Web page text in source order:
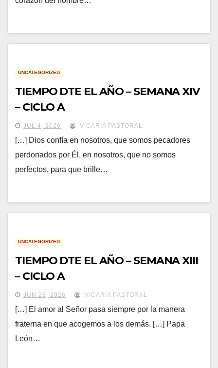
UNCATEGORIZED
TIEMPO DTE EL AÑO – SEMANA XIV
– CICLO A
JUL 4, 2026 VICARIA PASTORAL
[…] Dios confía en nosotros, que somos pecadores
perdonados por Él, en nosotros, que no somos
perfectos, para que brille…
UNCATEGORIZED
TIEMPO DTE EL AÑO – SEMANA XIII
– CICLO A
JUN 28, 2026 VICARIA PASTORAL
[…] El amor al Señor pasa siempre por la manera
fraterna en que acogemos a los demás. […] Papa
León…